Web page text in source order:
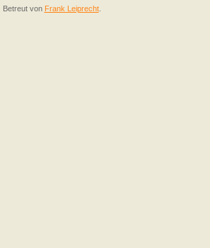
Betreut von Frank Leiprecht.